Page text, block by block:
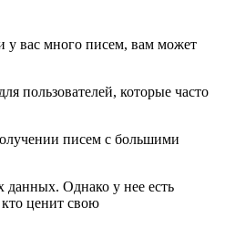
у вас много писем, вам может
пользователей, которые часто
писем с большими
данных. Однако у нее есть
ценит свою